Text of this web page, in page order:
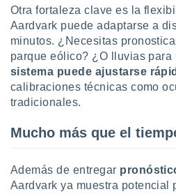
de
de
de
uso de
con el
e
publicidad
Otra fortaleza clave es la
Aardvark puede adaptarse a
minutos. ¿Necesitas
parque eólico? ¿O lluvias para
sistema puede ajustarse
calibraciones técnicas como
tradicionales.
Mucho más que el
Además de entregar
Aardvark ya muestra potencial